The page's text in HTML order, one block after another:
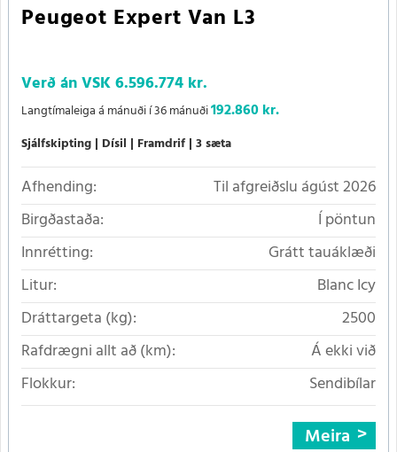
Peugeot Expert Van L3
Verð án VSK6.596.774 kr.
Langtímaleiga á mánuði í 36 mánuði192.860 kr.
Sjálfskipting Dísil Framdrif 3 sæta
Afhending:
Til afgreiðslu ágúst 2026
Birgðastaða:
Í pöntun
Innrétting:
Grátt tauáklæði
Litur:
Blanc Icy
Dráttargeta (kg):
2500
Rafdrægni allt að (km):
Á ekki við
Flokkur:
Sendibílar
Meira